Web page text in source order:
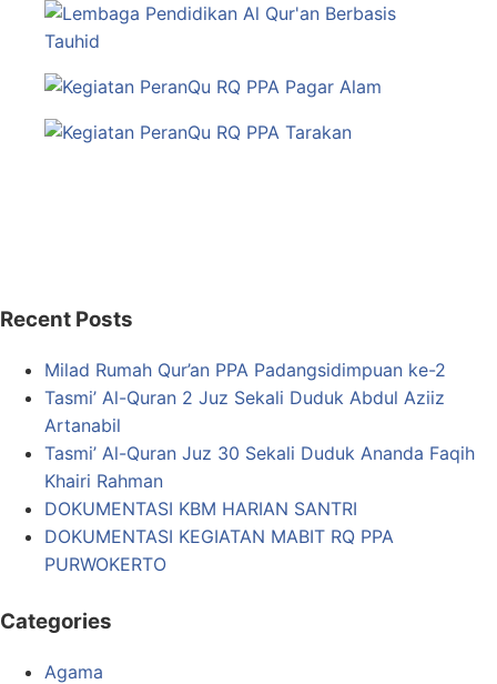
Recent Posts
Milad Rumah Qur’an PPA Padangsidimpuan ke-2
Tasmi’ Al-Quran 2 Juz Sekali Duduk Abdul Aziiz
Artanabil
Tasmi’ Al-Quran Juz 30 Sekali Duduk Ananda Faqih
Khairi Rahman
DOKUMENTASI KBM HARIAN SANTRI
DOKUMENTASI KEGIATAN MABIT RQ PPA
PURWOKERTO
Categories
Agama